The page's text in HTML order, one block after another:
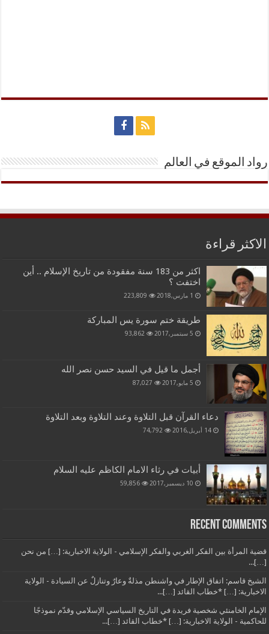
رواد الموقع في العالم
الاكثر قراءة
اكثر من 183 سنة مفقودة من تاريخ الإسلام .. أين
اختفت ؟
1 مارس,2018 223,809
طريقة ختم سورة يس المباركة
5 سبتمبر,2017 93,862
أجمل ما قيل في السيد حسن نصر الله
5 مايو,2017 87,027
دعاء القرآن قبل التلاوة وعند التلاوة وبعد التلاوة
14 أبريل,2016 74,792
أبيات في رثاء الامام الكاظم عليه السلام
10 ديسمبر,2017 59,856
Recent Comments
قضية المرأة بين الفكر الغربي والفكر الإسلامي - الولاية الاخبارية: […] من نحن
[…]...
الشيخ قاسم: اتفاق الإطار في واشنطن مذلةٌ وعارٌ وتنازلٌ عن السيادة - الولاية
الاخبارية: […] *خطاب القائد […]...
الإمام الخامنئي شخصية فريدة في التاريخ السياسي الإسلامي وقدّم نموذجًا
للحاكمية - الولاية الاخبارية: […] *خطاب القائد […]...